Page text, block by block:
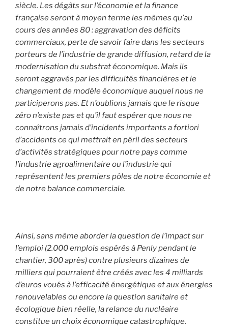
siècle. Les dégâts sur l’économie et la finance
française seront à moyen terme les mêmes qu’au
cours des années 80 : aggravation des déficits
commerciaux, perte de savoir faire dans les secteurs
porteurs de l’industrie de grande diffusion, retard de la
modernisation du substrat économique. Mais ils
seront aggravés par les difficultés financières et le
changement de modèle économique auquel nous ne
participerons pas. Et n’oublions jamais que le risque
zéro n’existe pas et qu’il faut espérer que nous ne
connaîtrons jamais d’incidents importants a fortiori
d’accidents ce qui mettrait en péril des secteurs
d’activités stratégiques pour notre pays comme
l’industrie agroalimentaire ou l’industrie qui
représentent les premiers pôles de notre économie et
de notre balance commerciale.
Ainsi, sans même aborder la question de l’impact sur
l’emploi (2.000 emplois espérés à Penly pendant le
chantier, 300 après) contre plusieurs dizaines de
milliers qui pourraient être créés avec les 4 milliards
d’euros voués à l’efficacité énergétique et aux énergies
renouvelables ou encore la question sanitaire et
écologique bien réelle, la relance du nucléaire
constitue un choix économique catastrophique.